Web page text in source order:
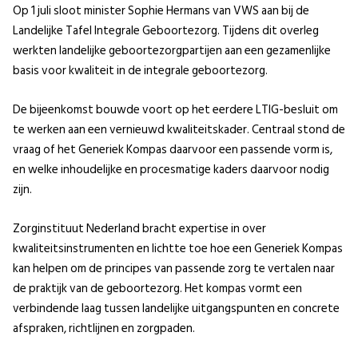
Op 1 juli sloot minister Sophie Hermans van VWS aan bij de
Landelijke Tafel Integrale Geboortezorg. Tijdens dit overleg
werkten landelijke geboortezorgpartijen aan een gezamenlijke
basis voor kwaliteit in de integrale geboortezorg.
De bijeenkomst bouwde voort op het eerdere LTIG-besluit om
te werken aan een vernieuwd kwaliteitskader. Centraal stond de
vraag of het Generiek Kompas daarvoor een passende vorm is,
en welke inhoudelijke en procesmatige kaders daarvoor nodig
zijn.
Zorginstituut Nederland bracht expertise in over
kwaliteitsinstrumenten en lichtte toe hoe een Generiek Kompas
kan helpen om de principes van passende zorg te vertalen naar
de praktijk van de geboortezorg. Het kompas vormt een
verbindende laag tussen landelijke uitgangspunten en concrete
afspraken, richtlijnen en zorgpaden.